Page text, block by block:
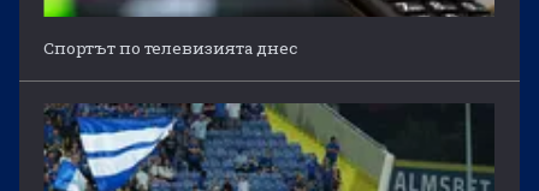
Спортът по телевизията днес